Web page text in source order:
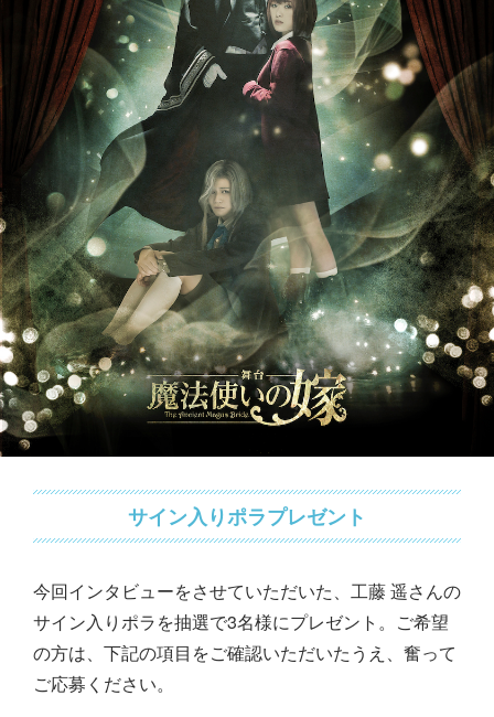
サイン入りポラプレゼント
今回インタビューをさせていただいた、工藤 遥さんの
サイン入りポラを抽選で3名様にプレゼント。ご希望
の方は、下記の項目をご確認いただいたうえ、奮って
ご応募ください。